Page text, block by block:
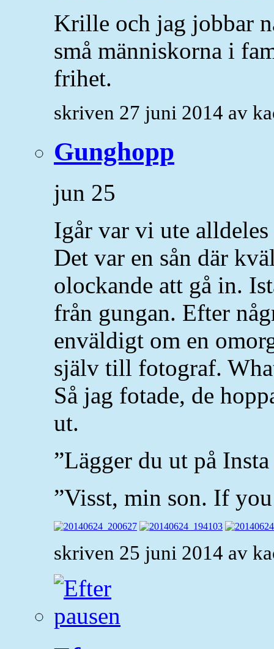
Krille och jag jobbar
små människorna i
frihet.
skriven 27 juni 2014 av
Gunghopp
jun 25
Igår var vi ute
Det var en sån där
olockande att gå in.
från gungan. Efter
enväldigt om en
själv till fotograf.
Så jag fotade, de
ut.
”Lägger du ut på
”Visst, min son. If you
skriven 25 juni 2014 av